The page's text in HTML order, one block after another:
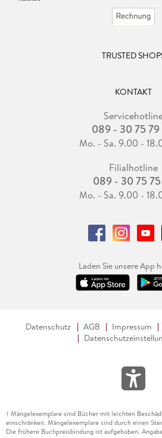
TRUSTED
KONTAKT
089 - 30 75
Mo. - Sa. 9.00 -
Filialhotline
089 - 30 75
Mo. - Sa. 9.00 -
Laden Sie unsere App
Datenschutz AGB Impressum
1 Mängelexemplare sind Bücher mit leichten
einschränken. Mängelexemplare sind durch einen
Die frühere Buchpreisbindung ist aufgehoben.